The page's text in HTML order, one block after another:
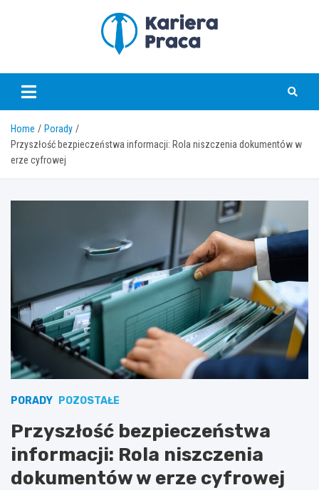
karierapraca.pl
Home
Porady
Przyszłość bezpieczeństwa informacji: Rola niszczenia dokumentów w
erze cyfrowej
PORADY POZOSTAŁE
Przyszłość bezpieczeństwa
informacji: Rola niszczenia
dokumentów w erze cyfrowej